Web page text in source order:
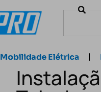
Mobilidade Elétrica